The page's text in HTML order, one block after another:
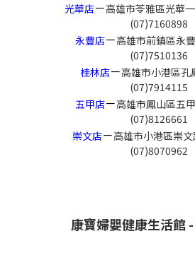
光華店－高雄市苓雅區光華
(07)7160898
永豐店－高雄市前鎮區永
(07)7510136
桂林店－高雄市小港區孔
(07)7914115
五甲店－高雄市鳳山區五
(07)8126661
崇文店－高雄市小港區崇
(07)8070962
康寶婦嬰健康生活館